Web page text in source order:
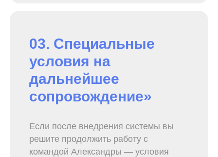
03. Специальные
условия на
дальнейшее
сопровождение»
Если после внедрения системы вы
решите продолжить работу с
командой Александры — условия